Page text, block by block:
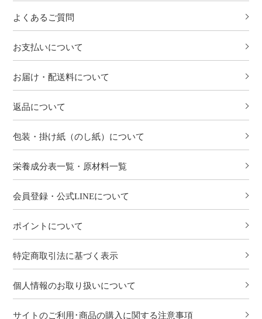
よくあるご質問
お支払いについて
お届け・配送料について
返品について
包装・掛け紙（のし紙）について
栄養成分表一覧・原材料一覧
会員登録・公式LINEについて
ポイントについて
特定商取引法に基づく表示
個人情報のお取り扱いについて
サイトのご利用･商品の購入に関する注意事項